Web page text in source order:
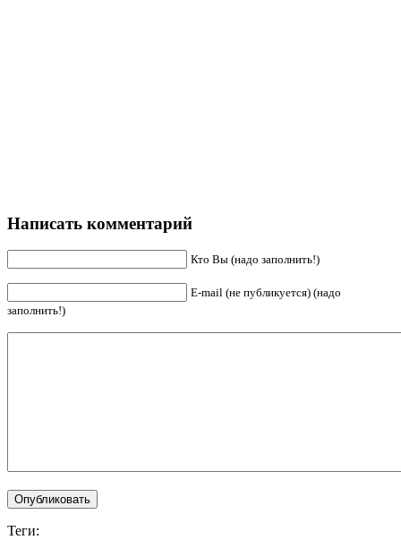
Написать комментарий
Кто Вы (надо заполнить!)
E-mail (не публикуется) (надо
заполнить!)
Теги: